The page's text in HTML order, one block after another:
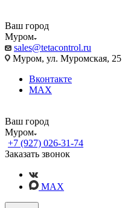
Ваш город
Муром
sales@tetacontrol.ru
Муром, ул. Муромская, 25
Вконтакте
MAX
Ваш город
Муром
+7 (927) 026-31-74
Заказать звонок
MAX